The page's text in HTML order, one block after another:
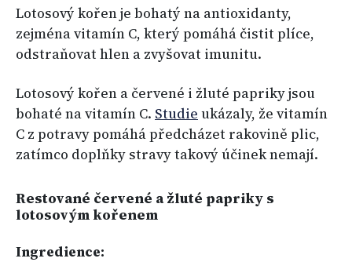
Lotosový kořen je bohatý na antioxidanty,
zejména vitamín C, který pomáhá čistit plíce,
odstraňovat hlen a zvyšovat imunitu.
Lotosový kořen a červené i žluté papriky jsou
bohaté na vitamín C. Studie ukázaly, že vitamín
C z potravy pomáhá předcházet rakovině plic,
zatímco doplňky stravy takový účinek nemají.
Restované červené a žluté papriky s
lotosovým kořenem
Ingredience: